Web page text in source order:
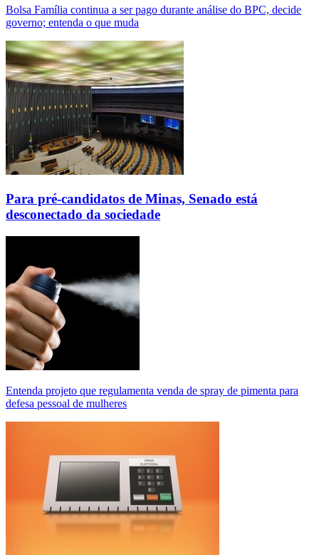
Bolsa Família continua a ser pago durante análise do BPC, decide
governo; entenda o que muda
Para pré-candidatos de Minas, Senado está
desconectado da sociedade
Entenda projeto que regulamenta venda de spray de pimenta para
defesa pessoal de mulheres